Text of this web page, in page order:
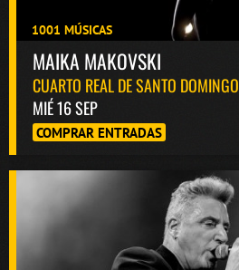
1001 MÚSICAS
MAIKA MAKOVSKI
CUARTO REAL DE SANTO DOMINGO
MIÉ 16 SEP
COMPRAR ENTRADAS